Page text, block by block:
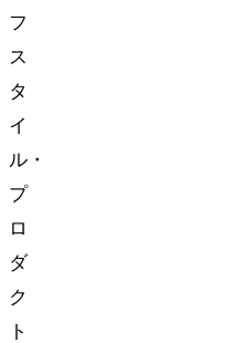
フ
ス
タ
イ
ル・
プ
ロ
ダ
ク
ト